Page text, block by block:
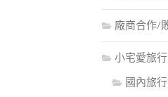
廠商合作/
小宅愛旅行
國內旅